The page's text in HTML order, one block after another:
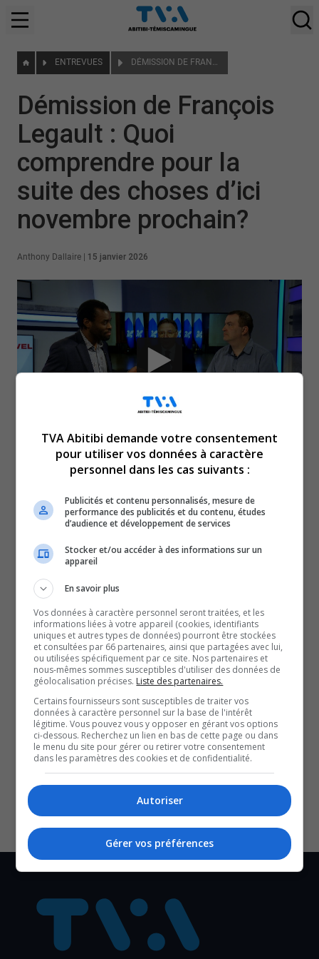
ENTREVUES DÉMISSION DE FRANÇOIS LEGAULT : QUOI COMPRENDRE POUR LA SUITE DES CHOSES D’ICI NOVEMBRE PROCHAIN?
Démission de François
Legault : Quoi
comprendre pour la
suite des choses d’ici
novembre prochain?
Anthony Dallaire 15 janvier 2026
Concernant la démission de
François Legault…
Quoi comprendre pour la suite des choses d’ici
novembre prochain?
Pour répondre à la question et analyser le tout, notre
journaliste, Anthony Dallaire, reçoit, en studio, Ian
Marcotte, professeur en sciences politiques au Cégep de
l’Abitibi-Témiscamingue.
QUESTION DU JOUR
Commentaires
CULTURE ET NOTRE ÉCONOMIE
TVA Abitibi demande votre consentement
pour utiliser vos données à caractère
personnel dans les cas suivants :
Publicités et contenu personnalisés, mesure de
performance des publicités et du contenu, études
d’audience et développement de services
Stocker et/ou accéder à des informations sur un
appareil
En savoir plus
Vos données à caractère personnel seront traitées, et les
informations liées à votre appareil (cookies, identifiants
uniques et autres types de données) pourront être stockées
et consultées par 66 partenaires, ainsi que partagées avec lui,
ou utilisées spécifiquement par ce site. Nos partenaires et
nous-mêmes sommes susceptibles d'utiliser des données de
géolocalisation précises. Liste des partenaires.
Certains fournisseurs sont susceptibles de traiter vos
données à caractère personnel sur la base de l'intérêt
légitime. Vous pouvez vous y opposer en gérant vos options
ci-dessous. Recherchez un lien en bas de cette page ou dans
le menu du site pour gérer ou retirer votre consentement
dans les paramètres des cookies et de confidentialité.
Autoriser
Gérer vos préférences